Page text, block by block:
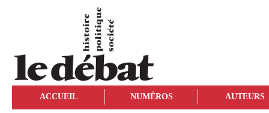
ACCUEIL NUMÉROS AUTEURS